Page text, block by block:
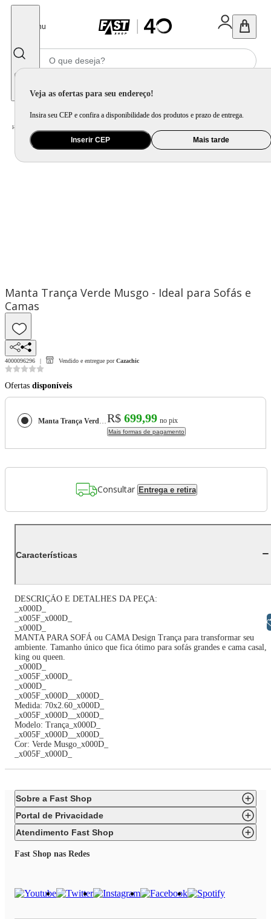
Menu
Veja as ofertas para seu endereço!
Insira seu CEP e confira a disponibilidade dos produtos e prazo de entrega.
Inserir CEP Mais tarde
Home
Manta Trança Verde Musgo - Ideal para Sofás e
Camas
4000096296 Vendido e entregue por Cazachic
Ofertas disponíveis
Manta Trança Verde Musgo - Ideal para Sofás e CamasR$ 699,99 no pix
Mais formas de pagamento
Consultar Entrega e retira
Características
DESCRIÇÃO E DETALHES DA PEÇA:
_x000D_
_x005F_x000D_
_x000D_
MANTA PARA SOFÁ ou CAMA Design Trança para transformar seu
ambiente. Tamanho único que fica ótimo para sofás grandes e cama casal,
king ou queen.
_x000D_
_x005F_x000D_
_x000D_
_x005F_x000D__x000D_
Medida: 70x2.60_x000D_
_x005F_x000D__x000D_
Modelo: Trança_x000D_
_x005F_x000D__x000D_
Cor: Verde Musgo_x000D_
_x005F_x000D_
Sobre a Fast Shop
Portal de Privacidade
Atendimento Fast Shop
Fast Shop nas Redes